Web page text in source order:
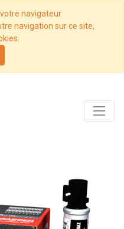
votre navigateur
navigation sur ce site,